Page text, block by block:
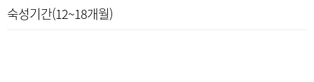
숙성기간(12~18개월)